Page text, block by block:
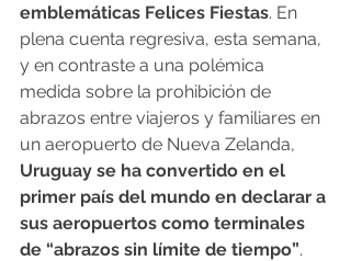
emblemáticas Felices Fiestas. En
plena cuenta regresiva, esta semana,
y en contraste a una polémica
medida sobre la prohibición de
abrazos entre viajeros y familiares en
un aeropuerto de Nueva Zelanda,
Uruguay se ha convertido en el
primer país del mundo en declarar a
sus aeropuertos como terminales
de “abrazos sin límite de tiempo”.